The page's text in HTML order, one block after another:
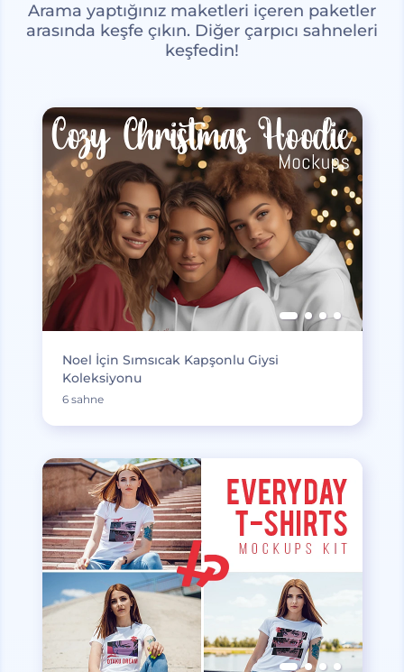
Arama yaptığınız maketleri içeren paketler
arasında keşfe çıkın. Diğer çarpıcı sahneleri
keşfedin!
Noel İçin Sımsıcak Kapşonlu Giysi
Koleksiyonu
6 sahne